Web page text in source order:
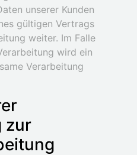
unserer Kunden
gültigen Vertrags
weiter. Im Falle
wird ein
Verarbeitung
zur